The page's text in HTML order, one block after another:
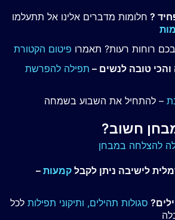
? חלומות מדברים אלינו אל תתעלמו
רוחות רעות? תאמרו פיטום הקטורת
טובה לנשים – תפילה להפרשת
– להתחיל את השבוע בשמחה
חשוב?
להצלחה במבחן
לישיבה ניתן לקבל קמעות –
סגולות תהילים, ותיקוני תפילות לכל